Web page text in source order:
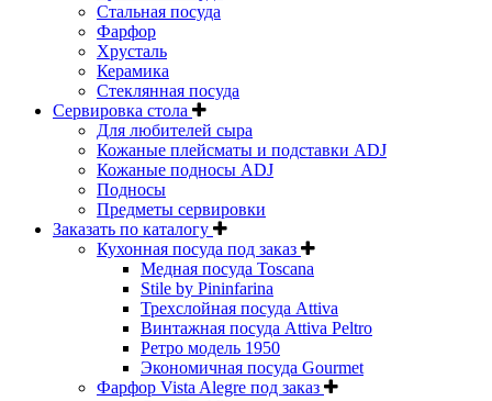
Стальная посуда
Фарфор
Хрусталь
Керамика
Стеклянная посуда
Сервировка стола
Для любителей сыра
Кожаные плейсматы и подставки ADJ
Кожаные подносы ADJ
Подносы
Предметы сервировки
Заказать по каталогу
Кухонная посуда под заказ
Медная посуда Toscana
Stile by Pininfarina
Трехслойная посуда Attiva
Винтажная посуда Attiva Peltro
Ретро модель 1950
Экономичная посуда Gourmet
Фарфор Vista Alegre под заказ